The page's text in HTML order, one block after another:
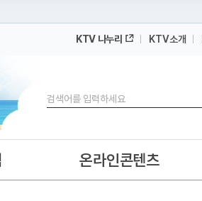
KTV 나누리 KTV소개
검색
온라인콘텐츠